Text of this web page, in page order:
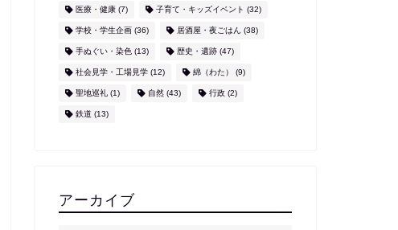
医療・健康(7) 子育て・キッズイベント (32)
学校・学生企画 (36) 居酒屋・夜ごはん (38)
手ぬぐい・染色(13) 歴史・遺跡(47)
社会見学・工場見学(12) 綿（わた） (9)
聖地巡礼(1) 自然(43) 行政(2)
鉄道 (13)
アーカイブ